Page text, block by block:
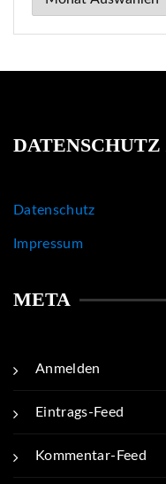
Datenschutz
Impressum
META
Anmelden
Eintrags-Feed
Kommentar-Feed